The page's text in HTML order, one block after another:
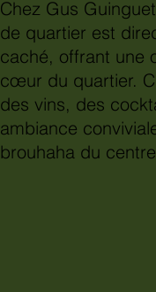
Chez Gus
de quartier est
caché, offrant une
cœur du quartier.
des vins, des
ambiance
brouhaha du